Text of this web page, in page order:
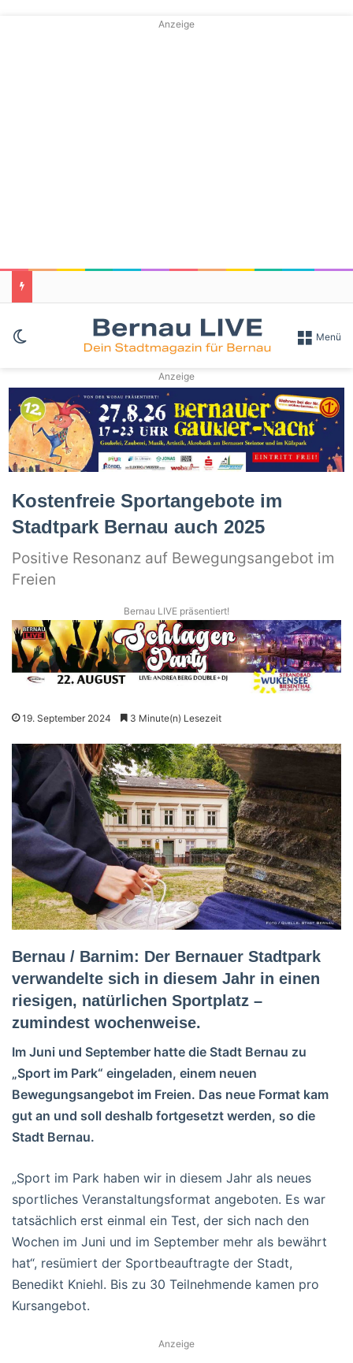
Anzeige
Skin umschalten Menü
Anzeige
Kostenfreie Sportangebote im
Stadtpark Bernau auch 2025
Positive Resonanz auf Bewegungsangebot im
Freien
Bernau LIVE präsentiert!
19. September 2024 3 Minute(n) Lesezeit
Bernau / Barnim: Der Bernauer Stadtpark
verwandelte sich in diesem Jahr in einen
riesigen, natürlichen Sportplatz –
zumindest wochenweise.
Im Juni und September hatte die Stadt Bernau zu
„Sport im Park“ eingeladen, einem neuen
Bewegungsangebot im Freien. Das neue Format kam
gut an und soll deshalb fortgesetzt werden, so die
Stadt Bernau.
„Sport im Park haben wir in diesem Jahr als neues
sportliches Veranstaltungsformat angeboten. Es war
tatsächlich erst einmal ein Test, der sich nach den
Wochen im Juni und im September mehr als bewährt
hat“, resümiert der Sportbeauftragte der Stadt,
Benedikt Kniehl. Bis zu 30 Teilnehmende kamen pro
Kursangebot.
Anzeige